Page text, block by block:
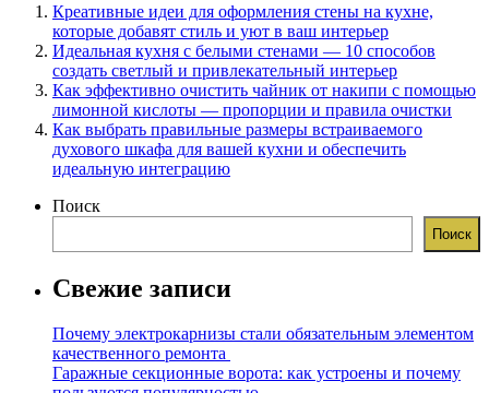
Креативные идеи для оформления стены на кухне,
которые добавят стиль и уют в ваш интерьер
Идеальная кухня с белыми стенами — 10 способов
создать светлый и привлекательный интерьер
Как эффективно очистить чайник от накипи с помощью
лимонной кислоты — пропорции и правила очистки
Как выбрать правильные размеры встраиваемого
духового шкафа для вашей кухни и обеспечить
идеальную интеграцию
Поиск
Поиск
Свежие записи
Почему электрокарнизы стали обязательным элементом
качественного ремонта
Гаражные секционные ворота: как устроены и почему